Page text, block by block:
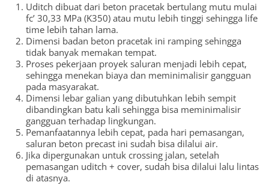
Uditch dibuat dari beton pracetak bertulang mutu mulai
fc’ 30,33 MPa (K350) atau mutu lebih tinggi sehingga life
time lebih tahan lama.
Dimensi badan beton pracetak ini ramping sehingga
tidak banyak memakan tempat.
Proses pekerjaan proyek saluran menjadi lebih cepat,
sehingga menekan biaya dan meminimalisir gangguan
pada masyarakat.
Dimensi lebar galian yang dibutuhkan lebih sempit
dibandingkan batu kali sehingga bisa meminimalisir
gangguan terhadap lingkungan.
Pemanfaatannya lebih cepat, pada hari pemasangan,
saluran beton precast ini sudah bisa dilalui air.
Jika dipergunakan untuk crossing jalan, setelah
pemasangan uditch + cover, sudah bisa dilalui lalu lintas
di atasnya.